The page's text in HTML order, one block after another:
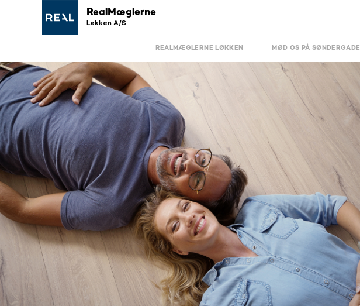
RealMæglerne
Løkken A/S
REALMÆGLERNE LØKKEN MØD OS PÅ SØNDERGADE